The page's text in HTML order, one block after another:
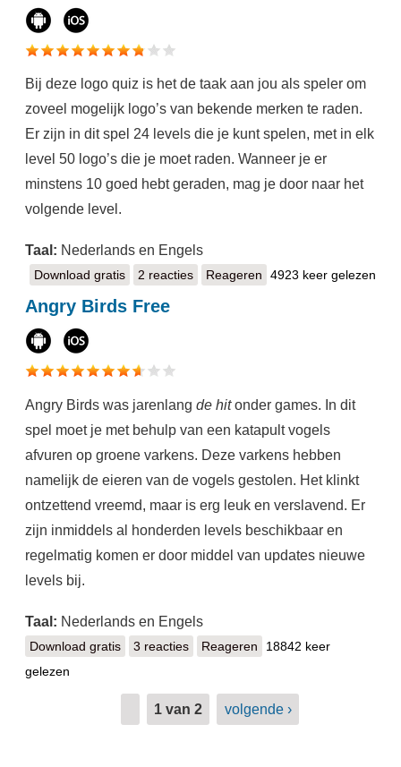
Bij deze logo quiz is het de taak aan jou als speler om
zoveel mogelijk logo’s van bekende merken te raden.
Er zijn in dit spel 24 levels die je kunt spelen, met in elk
level 50 logo’s die je moet raden. Wanneer je er
minstens 10 goed hebt geraden, mag je door naar het
volgende level.
Taal: Nederlands en Engels
Download gratis Logo Quiz Ultimate
2 reacties Reageren 4923 keer gelezen
Angry Birds Free
Angry Birds was jarenlang de hitonder games. In dit
spel moet je met behulp van een katapult vogels
afvuren op groene varkens. Deze varkens hebben
namelijk de eieren van de vogels gestolen. Het klinkt
ontzettend vreemd, maar is erg leuk en verslavend. Er
zijn inmiddels al honderden levels beschikbaar en
regelmatig komen er door middel van updates nieuwe
levels bij.
Taal: Nederlands en Engels
Download gratisAngry Birds Free
3 reacties Reageren
18842 keer
gelezen
1 van 2 volgende ›